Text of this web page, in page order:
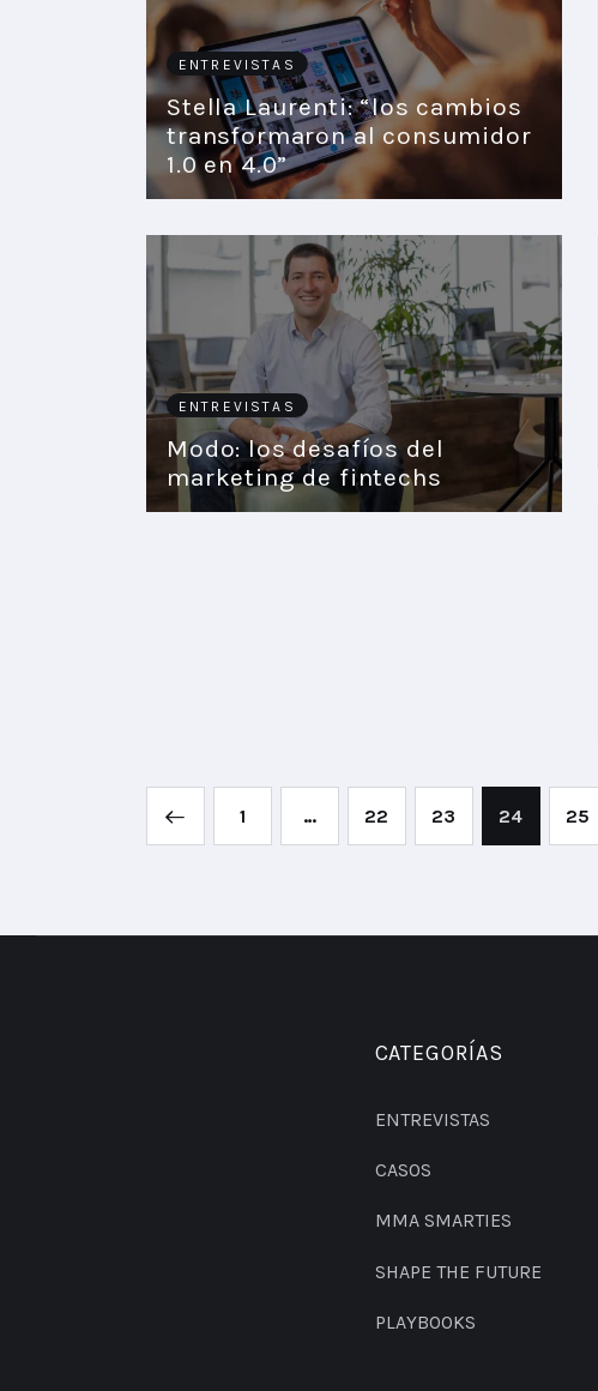
ENTREVISTAS
Stella Laurenti: “los cambios
transformaron al consumidor
1.0 en 4.0”
ENTREVISTAS
Modo: los desafíos del
marketing de fintechs
1 … 22 23 24 25
>
CATEGORÍAS
ENTREVISTAS
CASOS
MMA SMARTIES
SHAPE THE FUTURE
PLAYBOOKS